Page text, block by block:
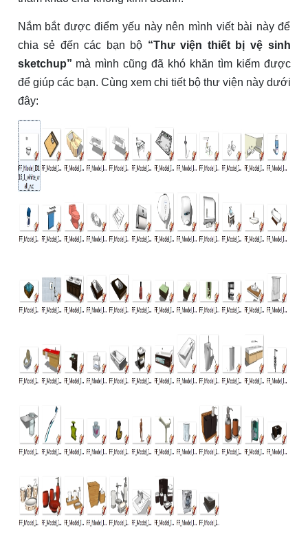
Nắm bắt được điểm yếu này nên mình viết bài này để
chia sẻ đến các bạn bộ “Thư viện thiết bị vệ sinh
sketchup” mà mình cũng đã khó khăn tìm kiếm được
để giúp các bạn. Cùng xem chi tiết bộ thư viện này dưới
đây: